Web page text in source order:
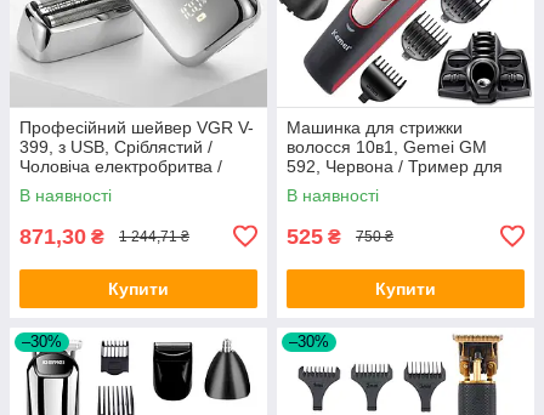
Професійний шейвер VGR V-
399, з USB, Сріблястий /
Чоловіча електробритва /
Портативна акумуляторна
бритва
В наявності
871,30 ₴ 1 244,71 ₴
Купити
Машинка для стрижки
волосся 10в1, Gemei GM
592, Червона / Тример для
стрижки вусів, бороди /
Електробритва
В наявності
525 ₴ 750 ₴
Купити
–30% –30%